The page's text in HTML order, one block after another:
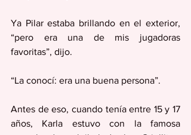
Ya Pilar estaba brillando en el exterior,
“pero era una de mis jugadoras
favoritas”, dijo.
“La conocí: era una buena persona”.
Antes de eso, cuando tenía entre 15 y 17
años, Karla estuvo con la famosa